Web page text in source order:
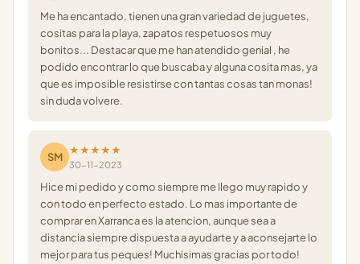
Me ha encantado, tienen una gran variedad de juguetes,
cositas para la playa, zapatos respetuosos muy
bonitos... Destacar que me han atendido genial , he
podido encontrar lo que buscaba y alguna cosita mas, ya
que es imposible resistirse con tantas cosas tan monas!
sin duda volvere.
SM
★★★★★
30-11-2023
Hice mi pedido y como siempre me llego muy rapido y
con todo en perfecto estado. Lo mas importante de
comprar en Xarranca es la atencion, aunque sea a
distancia siempre dispuesta a ayudarte y a aconsejarte lo
mejor para tus peques! Muchisimas gracias por todo!